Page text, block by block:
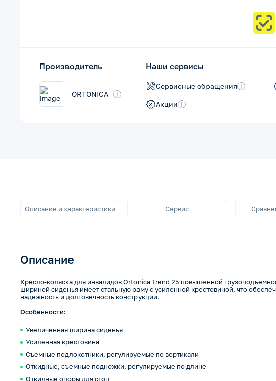
Производитель
ORTONICA i
Наши сервисы
Сервисные обращения i
Акции i
Описание и характеристики Сервис
Описание
Кресло-коляска для инвалидов Ortonica Trend 25 повышенной
шириной сиденья имеет стальную раму с усиленной крестовиной, что
надежность и долговечность конструкции.
Особенности:
Увеличенная ширина сиденья
Усиленная крестовина
Съемные подлокотники, регулируемые по вертикали
Откидные, съемные подножки, регулируемые по длине
Откидные опоры для стоп